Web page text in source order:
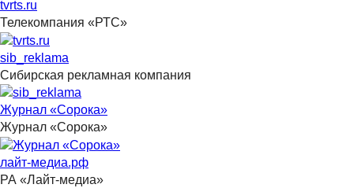
tvrts.ru
Телекомпания «РТС»
sib_reklama
Сибирская рекламная компания
Журнал «Сорока»
Журнал «Сорока»
лайт-медиа.рф
РА «Лайт-медиа»